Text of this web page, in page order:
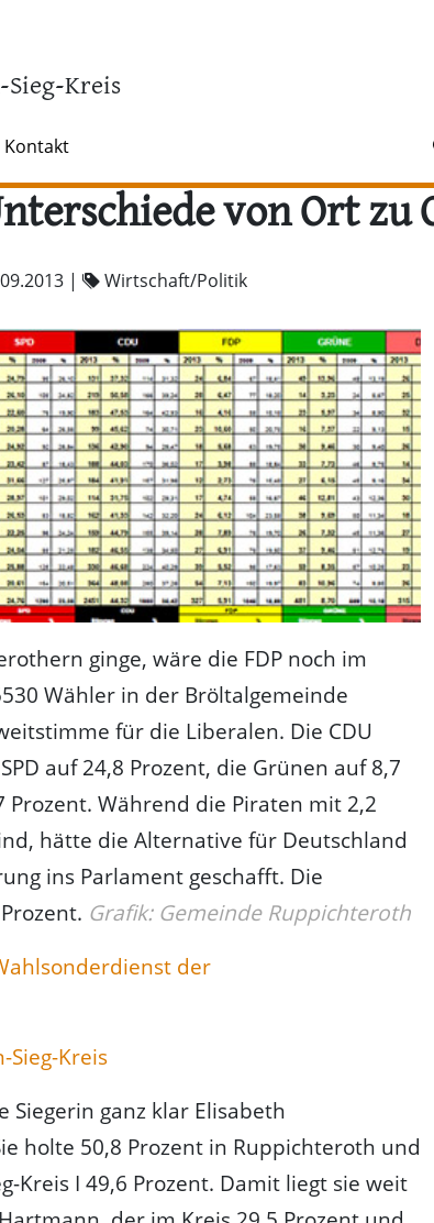
Kreis
Kontakt
von Ort zu
| Wirtschaft/Politik
ginge, wäre die FDP noch im
Wähler in der Bröltalgemeinde
für die Liberalen. Die CDU
auf 24,8 Prozent, die Grünen auf 8,7
Prozent. Während die Piraten mit 2,2
hätte die Alternative für Deutschland
ins Parlament geschafft. Die
Grafik: Gemeinde Ruppichteroth
der
Sieg-Kreis
ganz klar Elisabeth
holte 50,8 Prozent in Ruppichteroth und
Kreis I 49,6 Prozent. Damit liegt sie weit